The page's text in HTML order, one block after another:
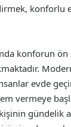
konforlu
konforun
evde
vermeye
gündelik